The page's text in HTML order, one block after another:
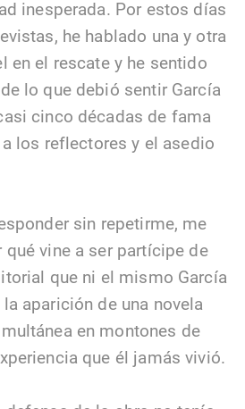
inesperada. Por estos días
he hablado una y otra
en el rescate y he sentido
lo que debió sentir García
cinco décadas de fama
los reflectores y el asedio
sin repetirme, me
qué vine a ser partícipe de
que ni el mismo García
aparición de una novela
en montones de
que él jamás vivió.